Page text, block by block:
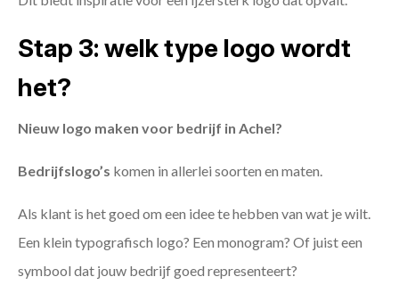
Stap 3: welk type logo wordt
het?
Nieuw logo maken voor bedrijf in Achel?
Bedrijfslogo’s komen in allerlei soorten en maten.
Als klant is het goed om een idee te hebben van wat je wilt.
Een klein typografisch logo? Een monogram? Of juist een
symbool dat jouw bedrijf goed representeert?